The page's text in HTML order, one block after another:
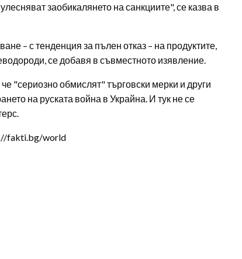
заобикалянето на санкциите", се казва в
– с тенденция за пълен отказ – на продуктите,
се добавя в съвместното изявление.
"сериозно обмислят" търговски мерки и други
на руската война в Украйна. И тук не се
fakti.bg/world